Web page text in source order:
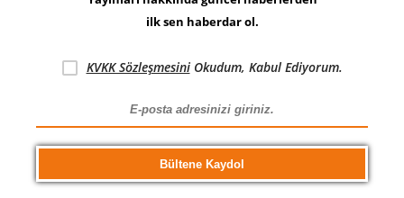
ilk sen haberdar ol.
KVKK SözleşmesiniOkudum, Kabul Ediyorum.